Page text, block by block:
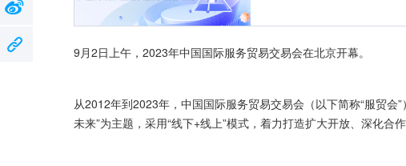
9月2日上午，2023年中国国际服务贸易交易会在北京开幕。
从2012年到2023年，中国国际服务贸易交易会（以下简称“服贸
未来”为主题，采用“线下+线上”模式，着力打造扩大开放、深化合